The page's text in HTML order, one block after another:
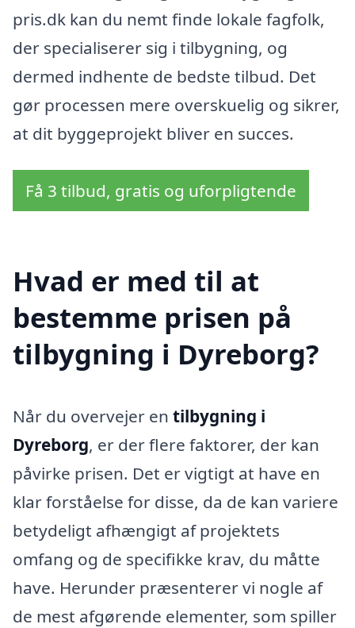
pris.dk kan du nemt finde lokale fagfolk,
der specialiserer sig i tilbygning, og
dermed indhente de bedste tilbud. Det
gør processen mere overskuelig og sikrer,
at dit byggeprojekt bliver en succes.
Få 3 tilbud, gratis og uforpligtende
Hvad er med til at
bestemme prisen på
tilbygning i Dyreborg?
Når du overvejer en tilbygning i
Dyreborg, er der flere faktorer, der kan
påvirke prisen. Det er vigtigt at have en
klar forståelse for disse, da de kan variere
betydeligt afhængigt af projektets
omfang og de specifikke krav, du måtte
have. Herunder præsenterer vi nogle af
de mest afgørende elementer, som spiller